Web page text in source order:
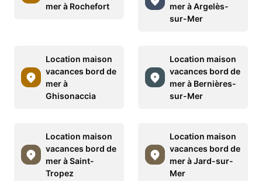
mer à Rochefort
mer à Argelès-
sur-Mer
Location maison
vacances bord de
mer à
Ghisonaccia
Location maison
vacances bord de
mer à Bernières-
sur-Mer
Location maison
vacances bord de
mer à Saint-
Tropez
Location maison
vacances bord de
mer à Jard-sur-
Mer